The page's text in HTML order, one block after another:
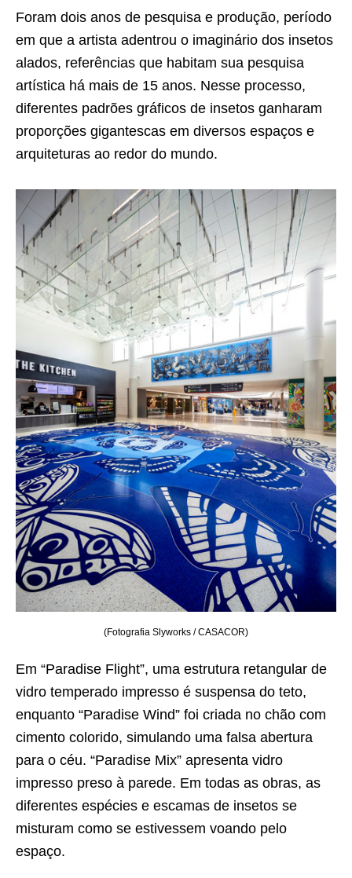
Foram dois anos de pesquisa e produção, período
em que a artista adentrou o imaginário dos insetos
alados, referências que habitam sua pesquisa
artística há mais de 15 anos. Nesse processo,
diferentes padrões gráficos de insetos ganharam
proporções gigantescas em diversos espaços e
arquiteturas ao redor do mundo.
(Fotografia Slyworks / CASACOR)
Em “Paradise Flight”, uma estrutura retangular de
vidro temperado impresso é suspensa do teto,
enquanto “Paradise Wind” foi criada no chão com
cimento colorido, simulando uma falsa abertura
para o céu. “Paradise Mix” apresenta vidro
impresso preso à parede. Em todas as obras, as
diferentes espécies e escamas de insetos se
misturam como se estivessem voando pelo
espaço.